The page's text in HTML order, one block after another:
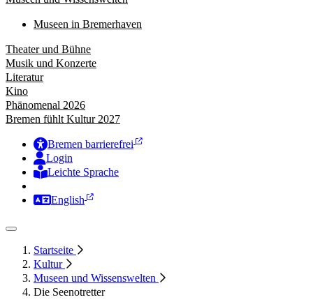
Museen in Bremerhaven
Theater und Bühne
Musik und Konzerte
Literatur
Kino
Phänomenal 2026
Bremen fühlt Kultur 2027
Bremen barrierefrei
Login
Leichte Sprache
English
Startseite
Kultur
Museen und Wissenswelten
Die Seenotretter